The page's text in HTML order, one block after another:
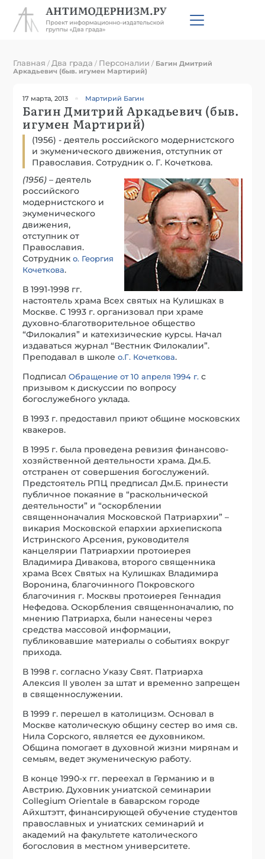
Главная / Два града / Персоналии / Багин Дмитрий
Аркадьевич (быв. игумен Мартирий)
17 марта, 2013 Мартирий Багин
Багин Дмитрий Аркадьевич (быв.
игумен Мартирий)
(1956) - деятель российского модернистского
и экуменического движения, отступник от
Православия. Сотрудник о. Г. Кочеткова.
(1956)– деятель
российского
модернистского и
экуменического
движения,
отступник от
Православия.
Сотруднико. Георгия
Кочеткова.
В 1991-1998 гг.
настоятель храма Всех святых на Кулишках в
Москве. С 1993 г. организовал при храме
духовно-благотворительное общество
“Филокалия” и катехизические курсы. Начал
издаваться журнал “Вестник Филокалии”.
Преподавал в школео.Г. Кочеткова.
ПодписалОбращение от 10 апреля 1994 г. с
призывом к дискуссии по вопросу
богослужебного уклада.
В 1993 г. предоставил приют общине московских
квакеров.
В 1995 г. была проведена ревизия финансово-
хозяйственной деятельности храма. Дм.Б.
отстранен от совершения богослужений.
Предстоятель РПЦ предписал Дм.Б. принести
публичное покаяние в “раскольнической
деятельности” и “оскорблении
священноначалия Московской Патриархии” –
викария Московской епархии архиепископа
Истринского Арсения, руководителя
канцелярии Патриархии протоиерея
Владимира Дивакова, второго священника
храма Всех Святых на Кулишках Владимира
Воронина, благочинного Покровского
благочиния г. Москвы протоиерея Геннадия
Нефедова. Оскорбления священноначалию, по
мнению Патриарха, были нанесены через
средства массовой информации,
публиковавшие материалы о событиях вокруг
прихода.
В 1998 г. согласно Указу Свят. Патриарха
Алексия II уволен за штат и временно запрещен
в священнослужении.
В 1999 г. перешел в католицизм. Основал в
Москве католическую общину сестер во имя св.
Нила Сорского, является ее духовником.
Община помогает в духовной жизни мирянам и
семьям, ведет экуменическую работу.
В конце 1990-х гг. переехал в Германию и в
Австрию. Духовник униатской семинарии
Collegium Orientale в баварском городе
Айхштэтт, финансирующей обучение студентов
православных и униатских семинарий и
академий на факультете католического
богословия в местном университете.